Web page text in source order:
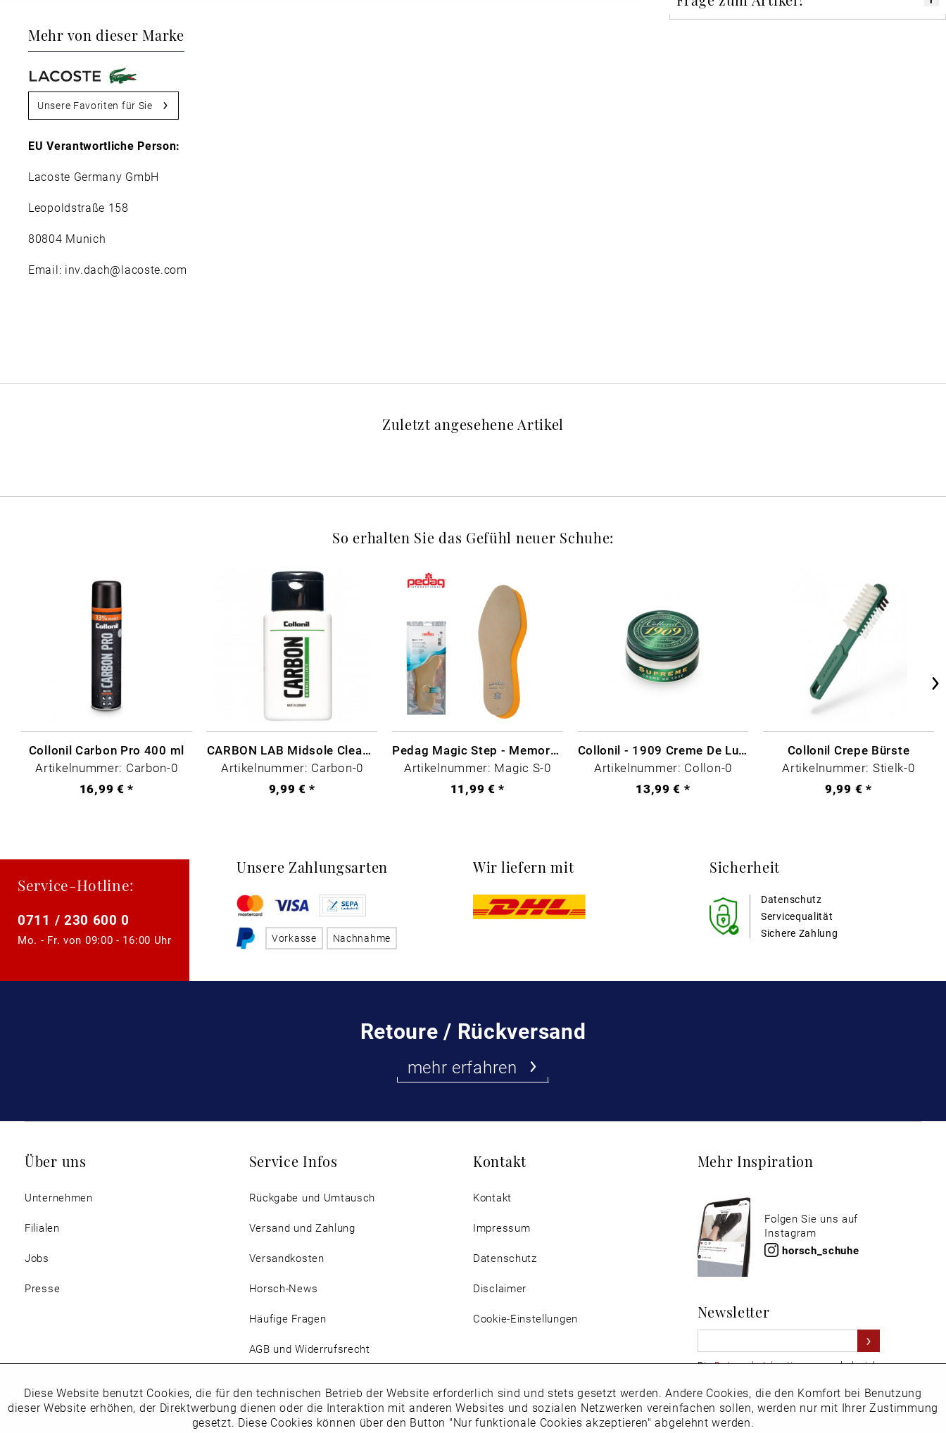
Mehr von dieser Marke
Unsere Favoriten für Sie
EU Verantwortliche Person:
Lacoste Germany GmbH
Leopoldstraße 158
80804 Munich
Email: inv.dach@lacoste.com
Zuletzt angesehene Artikel
So erhalten Sie das Gefühl neuer Schuhe:
Collonil Carbon Pro 400 ml
Artikelnummer: Carbon-0
16,99 € *
CARBON LAB Midsole Cleaner
Artikelnummer: Carbon-0
9,99 € *
Pedag Magic Step - Memory Schaum
Artikelnummer: Magic S-0
11,99 € *
Collonil - 1909 Creme De Luxe Farblos
Artikelnummer: Collon-0
13,99 € *
Collonil Crepe Bürste
Artikelnummer: Stielk-0
9,99 € *
Retoure / Rückversand
mehr erfahren
Service-Hotline:
0711 / 230 600 0
Mo. - Fr. von 09:00 - 16:00 Uhr
Unsere Zahlungsarten
Vorkasse Nachnahme
Wir liefern mit Sicherheit
Datenschutz
Sichere Zahlung
Servicequalität
Über uns
Unternehmen
Filialen
Jobs
Presse
Service Infos
Rückgabe und Umtausch
Versand und Zahlung
Versandkosten
Horsch-News
Häufige Fragen
AGB und Widerrufsrecht
Kontakt
Kontakt
Impressum
Datenschutz
Disclaimer
Cookie-Einstellungen
Mehr Inspiration
Folgen Sie uns auf
Instagram
horsch_schuhe
Newsletter
DieDatenschutzbestimmungenhabe ich
Hiervom Newsletter abmelden.
Funktionale Aktiv
Diese Website benutzt Cookies, die für den technischen Betrieb der Website erforderlich sind und stets gesetzt werden. Andere Cookies, die den Komfort bei Benutzung
dieser Website erhöhen, der Direktwerbung dienen oder die Interaktion mit anderen Websites und sozialen Netzwerken vereinfachen sollen, werden nur mit Ihrer Zustimmung
gesetzt. Diese Cookies können über den Button "Nur funktionale Cookies akzeptieren" abgelehnt werden.